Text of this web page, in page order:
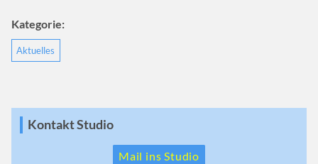
Kategorie:
Aktuelles
Kontakt Studio
Mail ins Studio